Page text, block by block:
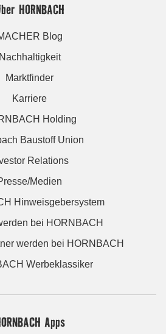
HORNBACH
Blog
Nachhaltigkeit
Marktfinder
Karriere
Holding
Baustoff Union
Relations
Medien
Hinweisgebersystem
bei HORNBACH
werden bei HORNBACH
Werbeklassiker
Apps